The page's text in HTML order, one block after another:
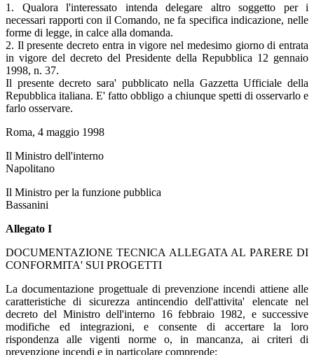
1. Qualora l'interessato intenda delegare altro soggetto per i
necessari rapporti con il Comando, ne fa specifica indicazione, nelle
forme di legge, in calce alla domanda.
2. Il presente decreto entra in vigore nel medesimo giorno di entrata
in vigore del decreto del Presidente della Repubblica 12 gennaio
1998, n. 37.
Il presente decreto sara' pubblicato nella Gazzetta Ufficiale della
Repubblica italiana. E' fatto obbligo a chiunque spetti di osservarlo e
farlo osservare.
Roma, 4 maggio 1998
Il Ministro dell'interno
Napolitano
Il Ministro per la funzione pubblica
Bassanini
Allegato I
DOCUMENTAZIONE TECNICA ALLEGATA AL PARERE DI
CONFORMITA' SUI PROGETTI
La documentazione progettuale di prevenzione incendi attiene alle
caratteristiche di sicurezza antincendio dell'attivita' elencate nel
decreto del Ministro dell'interno 16 febbraio 1982, e successive
modifiche ed integrazioni, e consente di accertare la loro
rispondenza alle vigenti norme o, in mancanza, ai criteri di
prevenzione incendi e in particolare comprende: